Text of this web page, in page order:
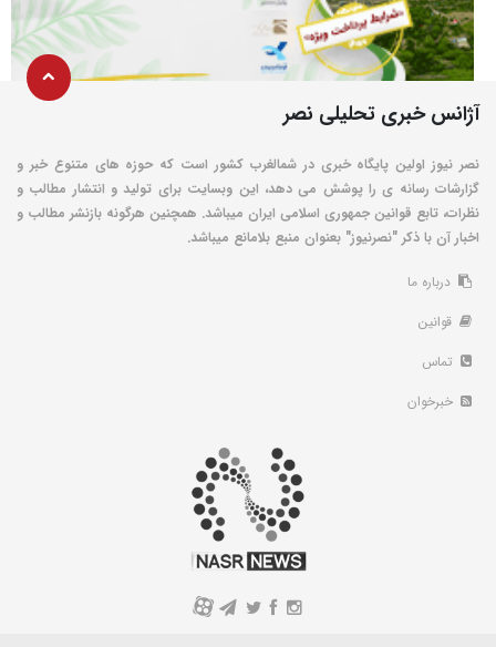
آژانس خبری تحلیلی نصر
نصر نیوز اولین پایگاه خبری در شمالغرب کشور است که حوزه های متنوع خبر و
گزارشات رسانه ی را پوشش می دهد، این وبسایت برای تولید و انتشار مطالب و
نظرات، تابع قوانین جمهوری اسلامی ایران میباشد. همچنین هرگونه بازنشر مطالب و
اخبار آن با ذکر "نصرنیوز" بعنوان منبع بلامانع میباشد.
درباره ما
قوانین
تماس
خبرخوان
A